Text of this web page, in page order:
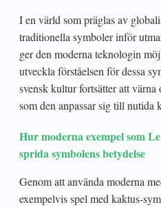
I en värld som präglas av
traditionella symboler inför
ger den moderna teknologin
utveckla förståelsen för dessa
svensk kultur fortsätter att
som den anpassar sig till nutida
Hur moderna exempel som
sprida symbolens betydelse
Genom att använda moderna
exempelvis spel med kaktus-